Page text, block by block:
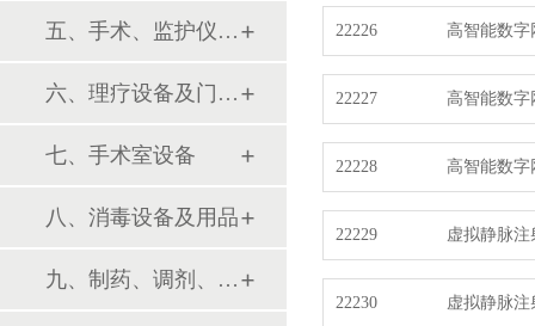
五、手术、监护仪器及用品
六、理疗设备及门诊系列
七、手术室设备
八、消毒设备及用品
九、制药、调剂、制剂系列设备
接
22226
高智能数
接
22227
高智能数
版
22228
高智能数
版
22229
虚拟静脉
22230 虚拟静脉